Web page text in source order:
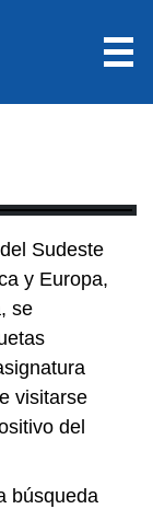
Sudeste
y Europa,
se
visitarse
del
búsqueda